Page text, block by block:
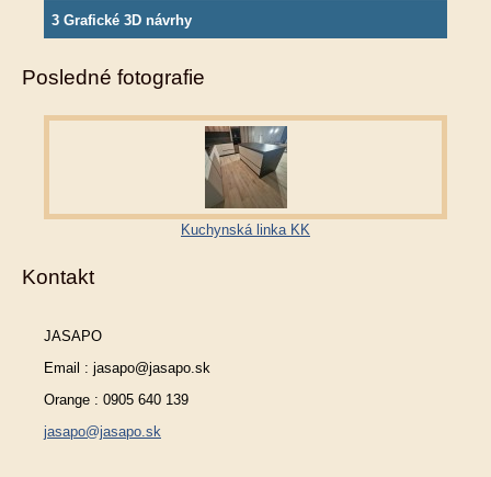
3 Grafické 3D návrhy
Posledné fotografie
Kuchynská linka KK
Kontakt
JASAPO
Email : jasapo@jasapo.sk
Orange : 0905 640 139
jasapo@jasapo.sk